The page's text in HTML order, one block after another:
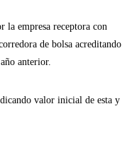
empresa receptora con
de bolsa acreditando
anterior.
valor inicial de esta y